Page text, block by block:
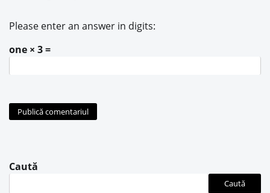
Please enter an answer in digits:
one × 3 =
Caută
Caută